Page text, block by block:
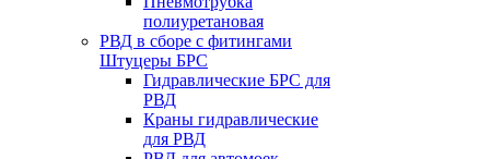
полиуретановая
РВД в сборе с фитингами
Штуцеры БРС
Гидравлические БРС для
РВД
Краны гидравлические
для РВД